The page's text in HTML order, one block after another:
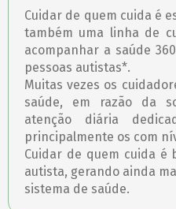
Cuidar de quem cuida é
também uma linha de
acompanhar a saúde
pessoas autistas*.
Muitas vezes os
saúde, em razão da
atenção diária
principalmente os com
Cuidar de quem cuida é
autista, gerando ainda
sistema de saúde.